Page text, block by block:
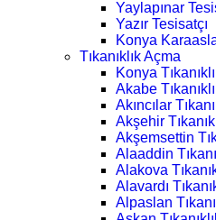
Yaylapınar
Yazır Tesisatçı
Konya
Tıkanıklık Açma
Konya
Akabe
Akıncılar
Akşehir
Akşemsettin
Alaaddin
Alakova
Alavardı
Alpaslan